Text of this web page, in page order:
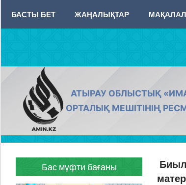
content
БАСТЫ БЕТ ЖАҢАЛЫҚТАР
AMIN.KZ
АТЫРАУ ОБЛЫСТЫҚ
ОРТАЛЫҚ МЕШІТІНІҢ
Биыл
Бас мүфти бағаны